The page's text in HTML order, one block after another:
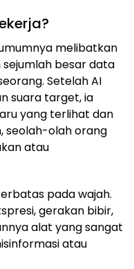
melibatkan
besar data
Setelah AI
suara target, ia
yang terlihat dan
seolah-olah orang
atau
pada wajah.
gerakan bibir,
alat yang sangat
atau